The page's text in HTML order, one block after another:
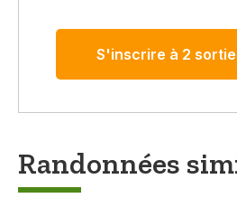
S'inscrire à 2
Randonnées